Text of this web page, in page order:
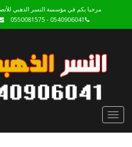
مرحبا بكم في مؤسسة النسر الذهبي
0540906041 - 0550081575
Toggle